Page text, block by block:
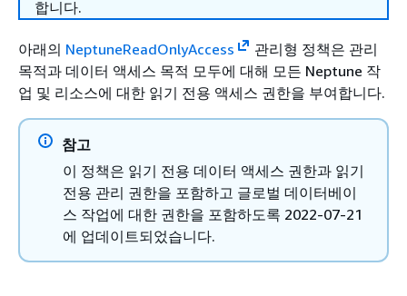
합니다.
아래의 NeptuneReadOnlyAccess
관리형 정책은 관리
목적과 데이터 액세스 목적 모두에 대해 모든 Neptune 작
업 및 리소스에 대한 읽기 전용 액세스 권한을 부여합니다.
참고
이 정책은 읽기 전용 데이터 액세스 권한과 읽기
전용 관리 권한을 포함하고 글로벌 데이터베이
스 작업에 대한 권한을 포함하도록 2022-07-21
에 업데이트되었습니다.